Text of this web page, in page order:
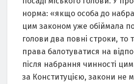
норма: «якщо особа до
цим законом уже обіймала
голови два повні строки, то
права балотуватися на
після набрання чинності
за Конституцією, закони не